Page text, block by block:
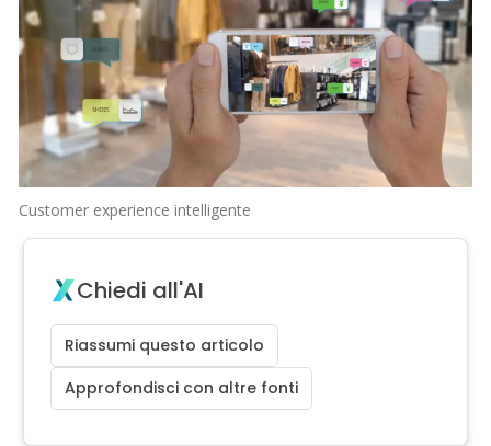
Customer experience intelligente
Chiedi all'AI
Riassumi questo articolo
Approfondisci con altre fonti